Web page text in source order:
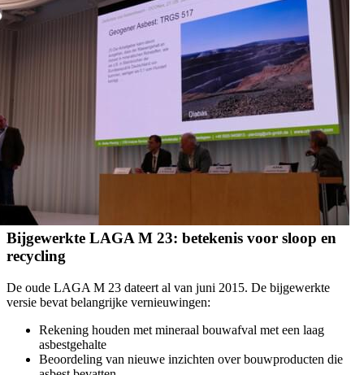
Bijgewerkte LAGA M 23: betekenis voor sloop en
recycling
De oude LAGA M 23 dateert al van juni 2015. De bijgewerkte
versie bevat belangrijke vernieuwingen:
Rekening houden met mineraal bouwafval met een laag
asbestgehalte
Beoordeling van nieuwe inzichten over bouwproducten die